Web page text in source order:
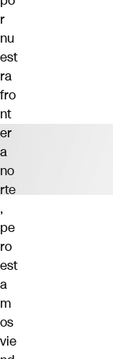
r
nu
est
ra
fro
nt
er
a
no
rte
,
pe
ro
est
a
m
os
vie